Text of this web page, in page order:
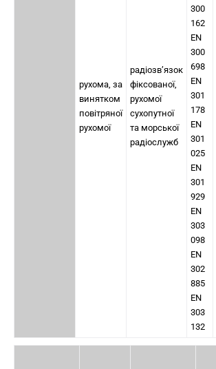
рухома, за
винятком
повітряної
рухомої
радіозв’язок
фіксованої,
рухомої
сухопутної
та морської
радіослужб
300
162
EN
300
698
EN
301
178
EN
301
025
EN
301
929
EN
303
098
EN
302
885
EN
303
132